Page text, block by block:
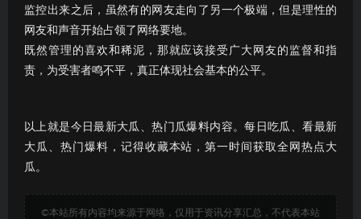
监控出来之后，虽然有的网友走向了另一个极端，但是理性的
网友和声音开始占领了网络要地。
既然管理的喜欢和稀泥，那就应该接受广大网友的监督和指
责，为受害者鸣不平，真正体现社会基本的公平。
以上就是今日最新大瓜、热门瓜爆料内容。每日吃瓜、看最新
大瓜、热门爆料，记得收藏本站，第一时间获取全网热点大
瓜。
©本站所有内容均来源于网络，仅用于资讯分享汇总，不代表本站